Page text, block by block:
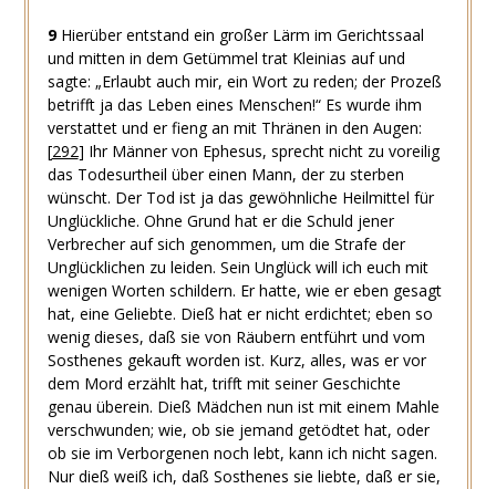
9Hierüber entstand ein großer Lärm im Gerichtssaal
und mitten in dem Getümmel trat Kleinias auf und
sagte: „Erlaubt auch mir, ein Wort zu reden; der Prozeß
betrifft ja das Leben eines Menschen!“ Es wurde ihm
verstattet und er fieng an mit Thränen in den Augen:
[292] Ihr Männer von Ephesus, sprecht nicht zu voreilig
das Todesurtheil über einen Mann, der zu sterben
wünscht. Der Tod ist ja das gewöhnliche Heilmittel für
Unglückliche. Ohne Grund hat er die Schuld jener
Verbrecher auf sich genommen, um die Strafe der
Unglücklichen zu leiden. Sein Unglück will ich euch mit
wenigen Worten schildern. Er hatte, wie er eben gesagt
hat, eine Geliebte. Dieß hat er nicht erdichtet; eben so
wenig dieses, daß sie von Räubern entführt und vom
Sosthenes gekauft worden ist. Kurz, alles, was er vor
dem Mord erzählt hat, trifft mit seiner Geschichte
genau überein. Dieß Mädchen nun ist mit einem Mahle
verschwunden; wie, ob sie jemand getödtet hat, oder
ob sie im Verborgenen noch lebt, kann ich nicht sagen.
Nur dieß weiß ich, daß Sosthenes sie liebte, daß er sie,